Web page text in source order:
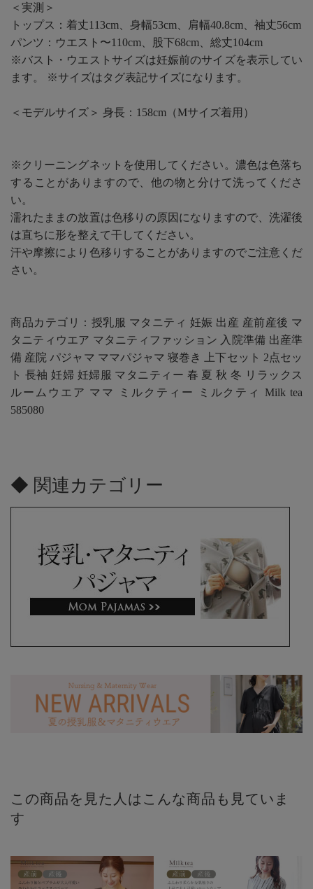
＜実測＞
トップス：着丈113cm、身幅53cm、肩幅40.8cm、袖丈56cm
パンツ：ウエスト〜110cm、股下68cm、総丈104cm
※バスト・ウエストサイズは妊娠前のサイズを表示してい
ます。 ※サイズはタグ表記サイズになります。
＜モデルサイズ＞ 身長：158cm（Mサイズ着用）
※クリーニングネットを使用してください。濃色は色落ち
することがありますので、他の物と分けて洗ってくださ
い。
濡れたままの放置は色移りの原因になりますので、洗濯後
は直ちに形を整えて干してください。
汗や摩擦により色移りすることがありますのでご注意くだ
さい。
商品カテゴリ：授乳服 マタニティ 妊娠 出産 産前産後 マ
タニティウエア マタニティファッション 入院準備 出産準
備 産院 パジャマ ママパジャマ 寝巻き 上下セット 2点セッ
ト 長袖 妊婦 妊婦服 マタニティー 春 夏 秋 冬 リラックス
ルームウエア ママ ミルクティー ミルクティ Milk tea
585080
◆ 関連カテゴリー
この商品を見た人はこんな商品も見ていま
す